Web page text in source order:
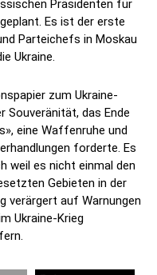
Präsidenten für
Es ist der erste
Parteichefs in Moskau
Ukraine.
zum Ukraine-
Souveränität, das Ende
eine Waffenruhe und
forderte. Es
weil es nicht einmal den
Gebieten in der
verärgert auf Warnungen
Ukraine-Krieg